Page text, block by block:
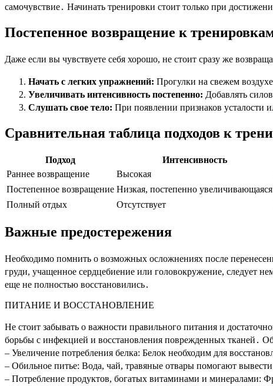
самочувствие․ Начинать тренировки стоит только при
Постепенное возвращение к
Даже если вы чувствуете себя хорошо, не стоит сразу же
Начать с легких упражнений: Прогулки на свежем
Увеличивать интенсивность постепенно: Добавлять
Слушать свое тело: При появлении признаков усталости
Сравнительная таблица подходов к
Подход Интенсивность
Раннее возвращение
Высокая
Постепенное возвращение Низкая, постепенно увеличивающаяся
Полный отдых
Отсутствует
Важные предостережения
Необходимо помнить о возможных осложнениях после
груди, учащенное сердцебиение или головокружение, следует
еще не полностью восстановились․
ПИТАНИЕ И ВОССТАНОВЛЕНИЕ
Не стоит забывать о важности правильного питания и
борьбы с инфекцией и восстановления поврежденных тканей․
– Увеличение потребления белка: Белок необходим для
– Обильное питье: Вода, чай, травяные отвары помогают
– Потребление продуктов, богатых витаминами и минералами: